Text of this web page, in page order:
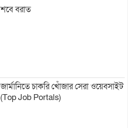
শবে বরাত
জার্মানিতে চাকরি খোঁজার সেরা ওয়েবসাইট
(Top Job Portals)